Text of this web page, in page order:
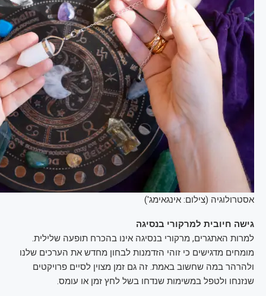
אסטרולוגיה (צילום: אינגאימג')
גישה חיובית למרקורי בנסיגה
למרות האתגרים, מרקורי בנסיגה אינו בהכרח תופעה שלילית.
מומחים מדגישים כי זוהי הזדמנות לבחון מחדש את הערכים שלנו
ולהרהר במה שחשוב באמת. זה גם זמן מצוין לסיים פרויקטים
שנזנחו ולטפל במשימות שנדחו בשל לחץ זמן או עומס.